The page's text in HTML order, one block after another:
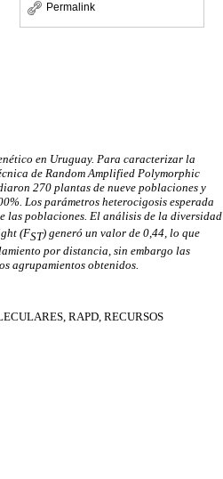
Permalink
en Uruguay. Para caracterizar la
de Random Amplified Polymorphic
270 plantas de nueve poblaciones y
Los parámetros heterocigosis esperada
las poblaciones. El análisis de la diversidad
(FST) generó un valor de 0,44, lo que
por distancia, sin embargo las
agrupamientos obtenidos.
RAPD, RECURSOS